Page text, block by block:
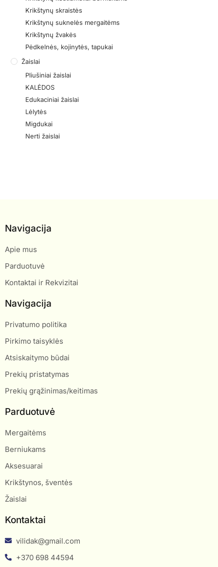
Krikštynų skraistės
Krikštynų suknelės mergaitėms
Krikštynų žvakės
Pėdkelnės, kojinytės, tapukai
Žaislai
Pliušiniai žaislai
KALĖDOS
Edukaciniai žaislai
Lėlytės
Migdukai
Nerti žaislai
Navigacija
Apie mus
Parduotuvė
Kontaktai ir Rekvizitai
Navigacija
Privatumo politika
Pirkimo taisyklės
Atsiskaitymo būdai
Prekių pristatymas
Prekių grąžinimas/keitimas
Parduotuvė
Mergaitėms
Berniukams
Aksesuarai
Krikštynos, šventės
Žaislai
Kontaktai
vilidak@gmail.com
+370 698 44594